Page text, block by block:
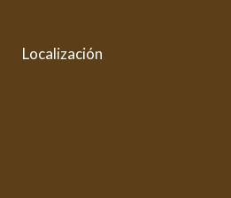
Localización